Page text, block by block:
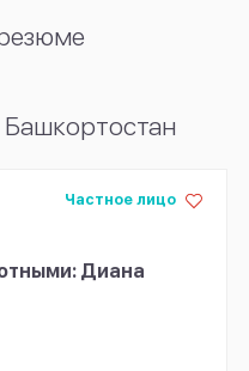
Диана
Частное лицо